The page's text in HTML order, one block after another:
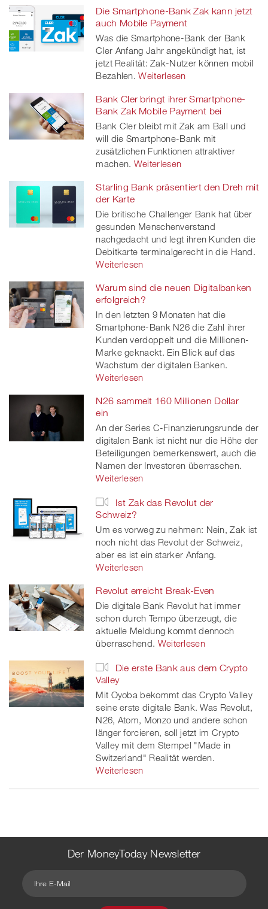
Die Smartphone-Bank Zak kann jetzt
auch Mobile Payment
Was die Smartphone-Bank der Bank
Cler Anfang Jahr angekündigt hat, ist
jetzt Realität: Zak-Nutzer können mobil
Bezahlen. Weiterlesen
Bank Cler bringt ihrer Smartphone-
Bank Zak Mobile Payment bei
Bank Cler bleibt mit Zak am Ball und
will die Smartphone-Bank mit
zusätzlichen Funktionen attraktiver
machen. Weiterlesen
Starling Bank präsentiert den Dreh mit
der Karte
Die britische Challenger Bank hat über
gesunden Menschenverstand
nachgedacht und legt ihren Kunden die
Debitkarte terminalgerecht in die Hand.
Weiterlesen
Warum sind die neuen Digitalbanken
erfolgreich?
In den letzten 9 Monaten hat die
Smartphone-Bank N26 die Zahl ihrer
Kunden verdoppelt und die Millionen-
Marke geknackt. Ein Blick auf das
Wachstum der digitalen Banken.
Weiterlesen
N26 sammelt 160 Millionen Dollar
ein
An der Series C-Finanzierungsrunde der
digitalen Bank ist nicht nur die Höhe der
Beteiligungen bemerkenswert, auch die
Namen der Investoren überraschen.
Weiterlesen
Ist Zak das Revolut der
Schweiz?
Um es vorweg zu nehmen: Nein, Zak ist
noch nicht das Revolut der Schweiz,
aber es ist ein starker Anfang.
Weiterlesen
Revolut erreicht Break-Even
Die digitale Bank Revolut hat immer
schon durch Tempo überzeugt, die
aktuelle Meldung kommt dennoch
überraschend. Weiterlesen
Die erste Bank aus dem Crypto
Valley
Mit Oyoba bekommt das Crypto Valley
seine erste digitale Bank. Was Revolut,
N26, Atom, Monzo und andere schon
länger forcieren, soll jetzt im Crypto
Valley mit dem Stempel "Made in
Switzerland" Realität werden.
Weiterlesen
Der MoneyToday Newsletter